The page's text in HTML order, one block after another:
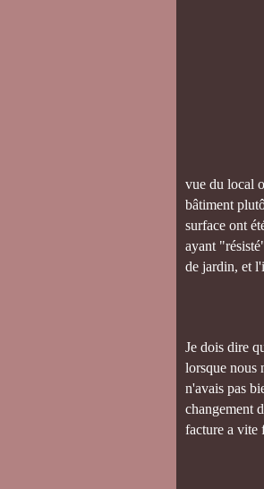
vue du local
bâtiment
surface ont
ayant
de jardin, et
Je dois dire
lorsque nous
n'avais pas
changement
facture a vite